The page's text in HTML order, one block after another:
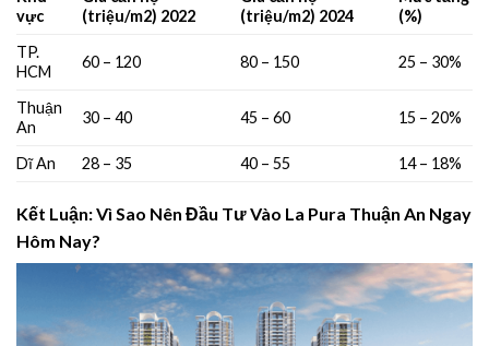
vực
(triệu/m2) 2022
(triệu/m2) 2024
(%)
TP.
HCM
60 – 120 80 – 150 25 – 30%
Thuận
An
30 – 40 45 – 60 15 – 20%
Dĩ An 28 – 35 40 – 55 14 – 18%
Kết Luận: Vì Sao Nên Đầu Tư Vào La Pura Thuận An Ngay
Hôm Nay?